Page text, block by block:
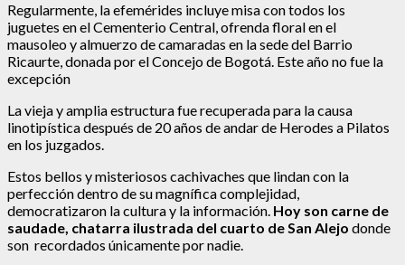
Regularmente, la efemérides incluye misa con todos los
juguetes en el Cementerio Central, ofrenda floral en el
mausoleo y almuerzo de camaradas en la sede del Barrio
Ricaurte, donada por el Concejo de Bogotá. Este año no fue la
excepción
La vieja y amplia estructura fue recuperada para la causa
linotipística después de 20 años de andar de Herodes a Pilatos
en los juzgados.
Estos bellos y misteriosos cachivaches que lindan con la
perfección dentro de su magnífica complejidad,
democratizaron la cultura y la información. Hoy son carne de
saudade, chatarra ilustrada del cuarto de San Alejo donde
son recordados únicamente por nadie.